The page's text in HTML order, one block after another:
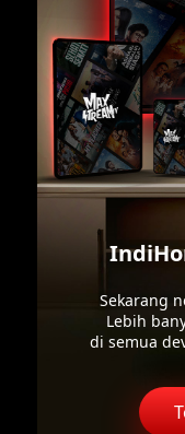
Sekarang
Lebih
di semua